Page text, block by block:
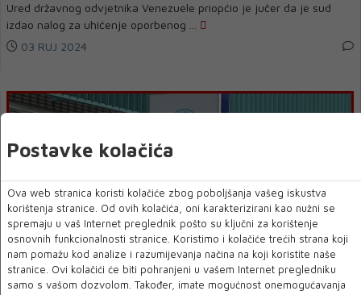
Ured državnog odvjetnika Venezuele priopćio je jučer da je sud
izdao nalog za uhićenje oporbenog ...
03 RUJ 2024
KBC OSIJEK
U KBC-u Osijek radi ginekolog osuđen za silovanje
Postavke kolačića
Ova web stranica koristi kolačiće zbog poboljšanja vašeg iskustva
korištenja stranice. Od ovih kolačića, oni karakterizirani kao nužni se
spremaju u vaš Internet preglednik pošto su ključni za korištenje
osnovnih funkcionalnosti stranice. Koristimo i kolačiće trećih strana koji
nam pomažu kod analize i razumijevanja načina na koji koristite naše
stranice. Ovi kolačići će biti pohranjeni u vašem Internet pregledniku
samo s vašom dozvolom. Također, imate mogućnost onemogućavanja